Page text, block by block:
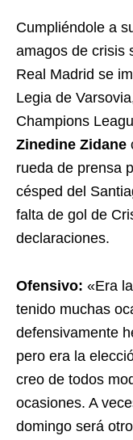
Cumpliéndole a
amagos de crisis
Real Madrid se
Legia de
Champions
Zinedine Zidane
rueda de prensa
césped del
falta de gol de
declaraciones.
Ofensivo: «Era
tenido muchas
defensivamente
pero era la
creo de todos
ocasiones. A
domingo será